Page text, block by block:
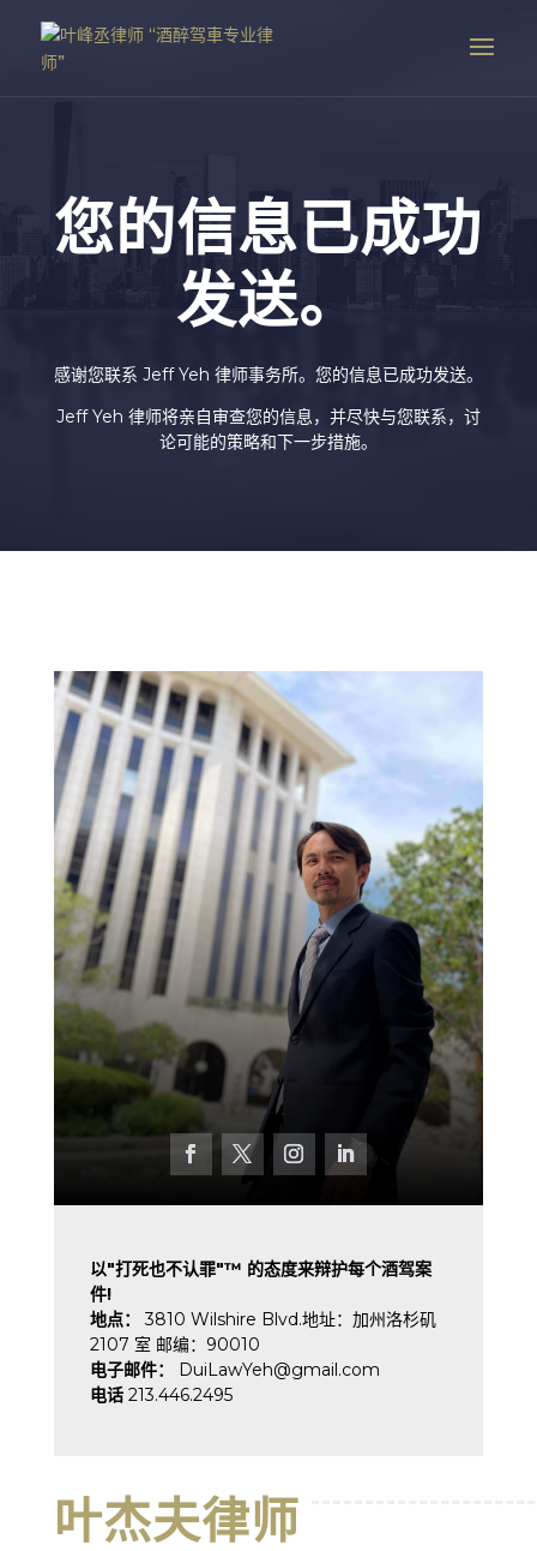
您的信息已成功
发送。
感谢您联系 Jeff Yeh 律师事务所。您的信息已成功发送。
Jeff Yeh 律师将亲自审查您的信息，并尽快与您联系，讨
论可能的策略和下一步措施。
以"打死也不认罪"™ 的态度来辩护每个酒驾案
件!
地点：
3810 Wilshire Blvd.地址：加州洛杉矶
2107 室 邮编：90010
电子邮件：
DuiLawYeh@gmail.com
电话213.446.2495
叶杰夫律师